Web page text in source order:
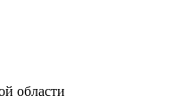
области